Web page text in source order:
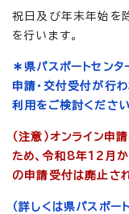
祝日及び年末年始を
を行います。
＊県パスポートセンタ
申請・交付受付が行
利用をご検討ください
（注意）オンライン申
ため、令和8年12月
の申請受付は廃止され
（詳しくは県パスポ